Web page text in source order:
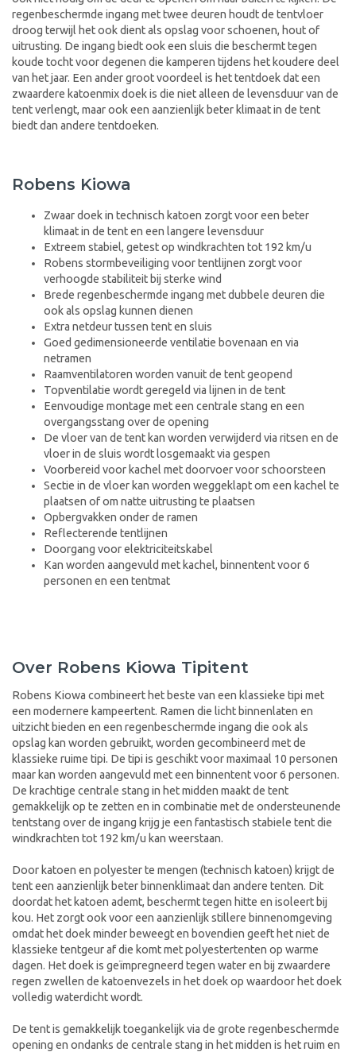
regenbeschermde ingang met twee deuren houdt de tentvloer
droog terwijl het ook dient als opslag voor schoenen, hout of
uitrusting. De ingang biedt ook een sluis die beschermt tegen
koude tocht voor degenen die kamperen tijdens het koudere deel
van het jaar. Een ander groot voordeel is het tentdoek dat een
zwaardere katoenmix doek is die niet alleen de levensduur van de
tent verlengt, maar ook een aanzienlijk beter klimaat in de tent
biedt dan andere tentdoeken.
Robens Kiowa
Zwaar doek in technisch katoen zorgt voor een beter
klimaat in de tent en een langere levensduur
Extreem stabiel, getest op windkrachten tot 192 km/u
Robens stormbeveiliging voor tentlijnen zorgt voor
verhoogde stabiliteit bij sterke wind
Brede regenbeschermde ingang met dubbele deuren die
ook als opslag kunnen dienen
Extra netdeur tussen tent en sluis
Goed gedimensioneerde ventilatie bovenaan en via
netramen
Raamventilatoren worden vanuit de tent geopend
Topventilatie wordt geregeld via lijnen in de tent
Eenvoudige montage met een centrale stang en een
overgangsstang over de opening
De vloer van de tent kan worden verwijderd via ritsen en de
vloer in de sluis wordt losgemaakt via gespen
Voorbereid voor kachel met doorvoer voor schoorsteen
Sectie in de vloer kan worden weggeklapt om een kachel te
plaatsen of om natte uitrusting te plaatsen
Opbergvakken onder de ramen
Reflecterende tentlijnen
Doorgang voor elektriciteitskabel
Kan worden aangevuld met kachel, binnentent voor 6
personen en een tentmat
Over Robens Kiowa Tipitent
Robens Kiowa combineert het beste van een klassieke tipi met
een modernere kampeertent. Ramen die licht binnenlaten en
uitzicht bieden en een regenbeschermde ingang die ook als
opslag kan worden gebruikt, worden gecombineerd met de
klassieke ruime tipi. De tipi is geschikt voor maximaal 10 personen
maar kan worden aangevuld met een binnentent voor 6 personen.
De krachtige centrale stang in het midden maakt de tent
gemakkelijk op te zetten en in combinatie met de ondersteunende
tentstang over de ingang krijg je een fantastisch stabiele tent die
windkrachten tot 192 km/u kan weerstaan.
Door katoen en polyester te mengen (technisch katoen) krijgt de
tent een aanzienlijk beter binnenklimaat dan andere tenten. Dit
doordat het katoen ademt, beschermt tegen hitte en isoleert bij
kou. Het zorgt ook voor een aanzienlijk stillere binnenomgeving
omdat het doek minder beweegt en bovendien geeft het niet de
klassieke tentgeur af die komt met polyestertenten op warme
dagen. Het doek is geïmpregneerd tegen water en bij zwaardere
regen zwellen de katoenvezels in het doek op waardoor het doek
volledig waterdicht wordt.
De tent is gemakkelijk toegankelijk via de grote regenbeschermde
opening en ondanks de centrale stang in het midden is het ruim en